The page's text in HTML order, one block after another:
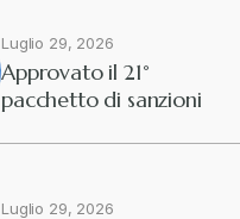
Luglio 29, 2026
Approvato il 21°
pacchetto di sanzioni
Luglio 29, 2026